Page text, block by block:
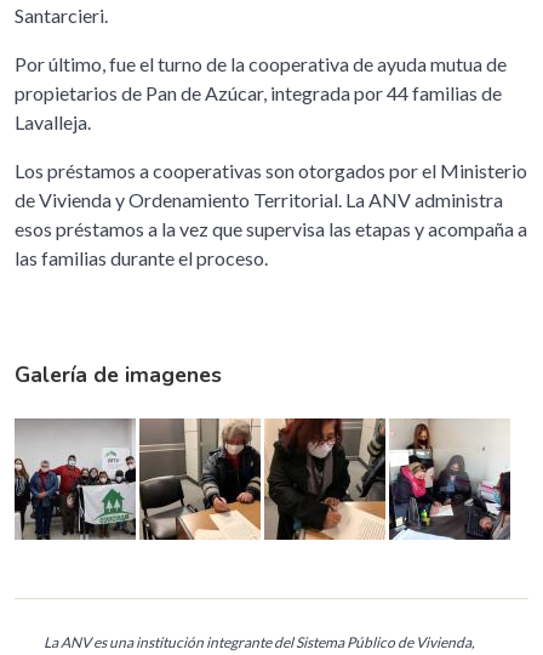
Santarcieri.
Por último, fue el turno de la cooperativa de ayuda mutua de
propietarios de Pan de Azúcar, integrada por 44 familias de
Lavalleja.
Los préstamos a cooperativas son otorgados por el Ministerio
de Vivienda y Ordenamiento Territorial. La ANV administra
esos préstamos a la vez que supervisa las etapas y acompaña a
las familias durante el proceso.
Galería de imagenes
La ANV es una institución integrante del Sistema Público de Vivienda,